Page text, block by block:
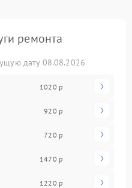
ремонта
дату 08.08.2026
1020 р
920 р
720 р
1470 р
1220 р